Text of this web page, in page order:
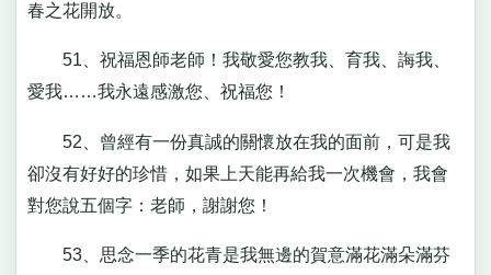
春之花開放。
51、祝福恩師老師！我敬愛您教我、育我、誨我、
愛我……我永遠感激您、祝福您！
52、曾經有一份真誠的關懷放在我的面前，可是我
卻沒有好好的珍惜，如果上天能再給我一次機會，我會
對您說五個字：老師，謝謝您！
53、思念一季的花青是我無邊的賀意滿花滿朵滿芬